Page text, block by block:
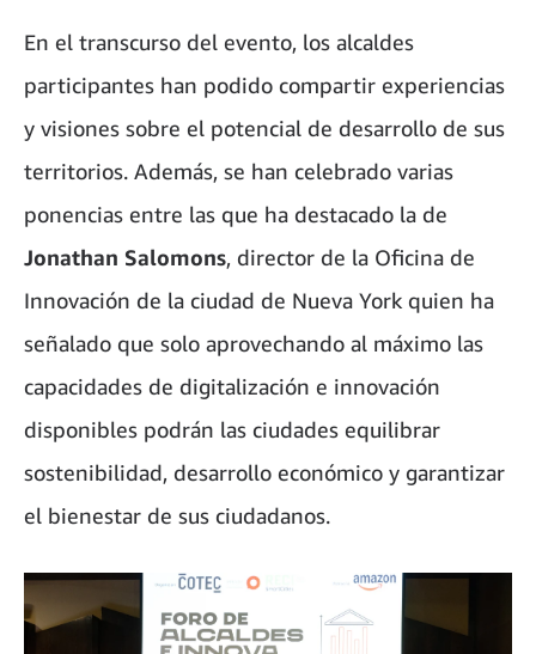
En el transcurso del evento, los alcaldes
participantes han podido compartir experiencias
y visiones sobre el potencial de desarrollo de sus
territorios. Además, se han celebrado varias
ponencias entre las que ha destacado la de
Jonathan Salomons, director de la Oficina de
Innovación de la ciudad de Nueva York quien ha
señalado que solo aprovechando al máximo las
capacidades de digitalización e innovación
disponibles podrán las ciudades equilibrar
sostenibilidad, desarrollo económico y garantizar
el bienestar de sus ciudadanos.